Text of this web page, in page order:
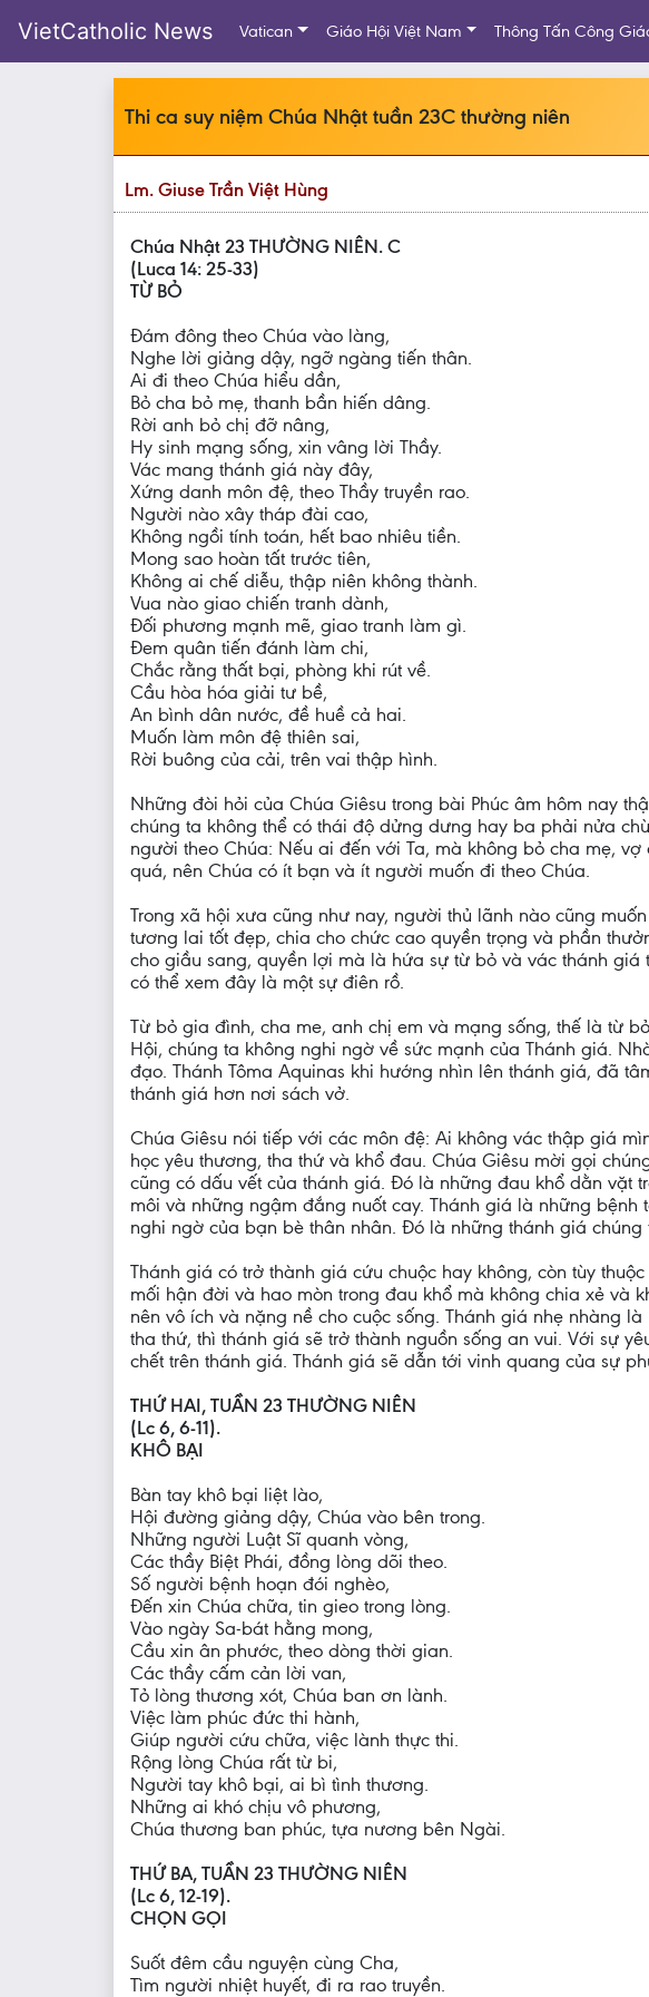
VietCatholic News Vatican Giáo Hội Việt Nam Thông Tấn Công
Thi ca suy niệm Chúa Nhật tuần 23C thường niên
Lm. Giuse Trần Việt Hùng
Chúa Nhật 23 THƯỜNG NIÊN. C
(Luca 14: 25-33)
TỪ BỎ
Đám đông theo Chúa vào làng,
Nghe lời giảng dậy, ngỡ ngàng tiến thân.
Ai đi theo Chúa hiểu dần,
Bỏ cha bỏ mẹ, thanh bần hiến dâng.
Rời anh bỏ chị đỡ nâng,
Hy sinh mạng sống, xin vâng lời Thầy.
Vác mang thánh giá này đây,
Xứng danh môn đệ, theo Thầy truyền rao.
Người nào xây tháp đài cao,
Không ngồi tính toán, hết bao nhiêu tiền.
Mong sao hoàn tất trước tiên,
Không ai chế diễu, thập niên không thành.
Vua nào giao chiến tranh dành,
Đối phương mạnh mẽ, giao tranh làm gì.
Đem quân tiến đánh làm chi,
Chắc rằng thất bại, phòng khi rút về.
Cầu hòa hóa giải tư bề,
An bình dân nước, đề huề cả hai.
Muốn làm môn đệ thiên sai,
Rời buông của cải, trên vai thập hình.
Những đòi hỏi của Chúa Giêsu trong bài Phúc âm hôm nay
chúng ta không thể có thái độ dửng dưng hay ba phải nửa
người theo Chúa: Nếu ai đến với Ta, mà không bỏ cha mẹ,
quá, nên Chúa có ít bạn và ít người muốn đi theo Chúa.
Trong xã hội xưa cũng như nay, người thủ lãnh nào cũng
tương lai tốt đẹp, chia cho chức cao quyền trọng và phần
cho giầu sang, quyền lợi mà là hứa sự từ bỏ và vác thánh
có thể xem đây là một sự điên rồ.
Từ bỏ gia đình, cha me, anh chị em và mạng sống, thế là từ
Hội, chúng ta không nghi ngờ về sức mạnh của Thánh giá.
đạo. Thánh Tôma Aquinas khi hướng nhìn lên thánh giá, đã
thánh giá hơn nơi sách vở.
Chúa Giêsu nói tiếp với các môn đệ: Ai không vác thập giá
học yêu thương, tha thứ và khổ đau. Chúa Giêsu mời gọi
cũng có dấu vết của thánh giá. Đó là những đau khổ dằn vặt
môi và những ngậm đắng nuốt cay. Thánh giá là những
nghi ngờ của bạn bè thân nhân. Đó là những thánh giá chúng
Thánh giá có trở thành giá cứu chuộc hay không, còn tùy
mối hận đời và hao mòn trong đau khổ mà không chia xẻ và
nên vô ích và nặng nề cho cuộc sống. Thánh giá nhẹ nhàng
tha thứ, thì thánh giá sẽ trở thành nguồn sống an vui. Với sự
chết trên thánh giá. Thánh giá sẽ dẫn tới vinh quang của sự
THỨ HAI, TUẦN 23 THƯỜNG NIÊN
(Lc 6, 6-11).
KHÔ BẠI
Bàn tay khô bại liệt lào,
Hội đường giảng dậy, Chúa vào bên trong.
Những người Luật Sĩ quanh vòng,
Các thầy Biệt Phái, đồng lòng dõi theo.
Số người bệnh hoạn đói nghèo,
Đến xin Chúa chữa, tin gieo trong lòng.
Vào ngày Sa-bát hằng mong,
Cầu xin ân phước, theo dòng thời gian.
Các thầy cấm cản lời van,
Tỏ lòng thương xót, Chúa ban ơn lành.
Việc làm phúc đức thi hành,
Giúp người cứu chữa, việc lành thực thi.
Rộng lòng Chúa rất từ bi,
Người tay khô bại, ai bì tình thương.
Những ai khó chịu vô phương,
Chúa thương ban phúc, tựa nương bên Ngài.
THỨ BA, TUẦN 23 THƯỜNG NIÊN
(Lc 6, 12-19).
CHỌN GỌI
Suốt đêm cầu nguyện cùng Cha,
Tìm người nhiệt huyết, đi ra rao truyền.